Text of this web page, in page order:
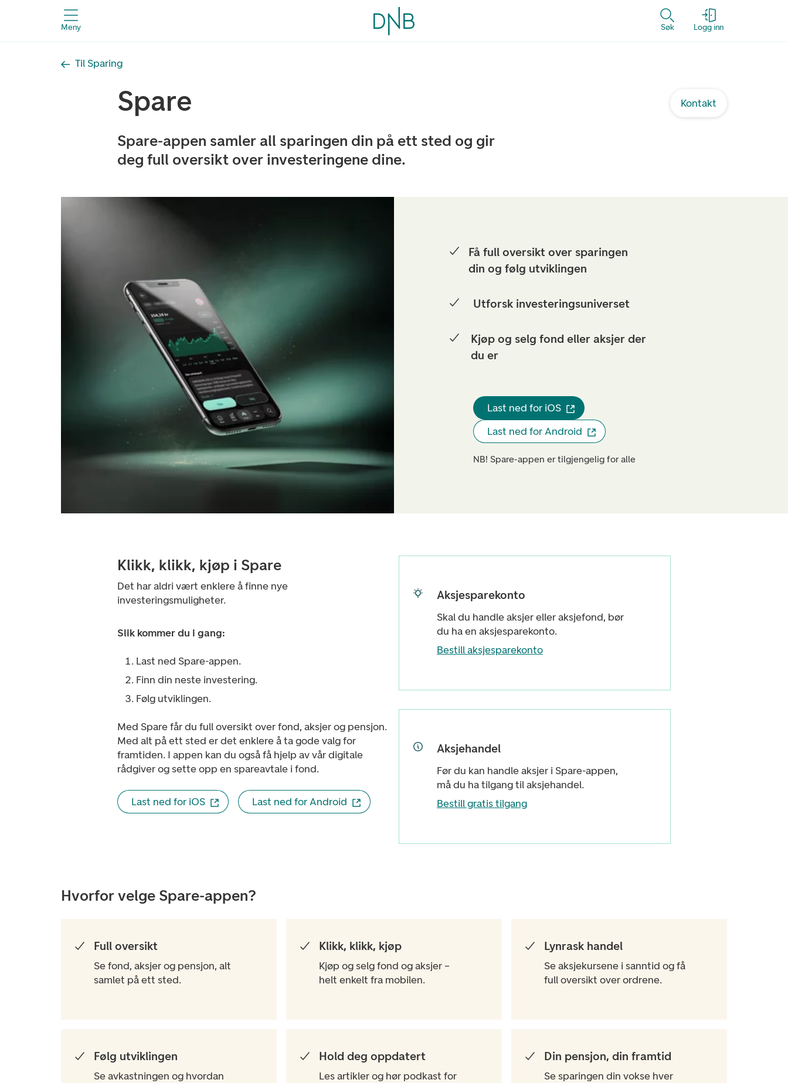
Meny Søk Logg inn
Til Sparing
Kontakt
Spare
Spare-appen samler all sparingen din på ett sted og gir
deg full oversikt over investeringene dine.
Få full oversikt over sparingen
din og følg utviklingen
Utforsk investeringsuniverset
Kjøp og selg fond eller aksjer der
du er
Last ned for iOS
Last ned for Android
NB! Spare-appen er tilgjengelig for alle
Klikk, klikk, kjøp i Spare
Det har aldri vært enklere å finne nye
investeringsmuligheter.
Slik kommer du i gang:
Last ned Spare-appen.
Finn din neste investering.
Følg utviklingen.
Med Spare får du full oversikt over fond, aksjer og pensjon.
Med alt på ett sted er det enklere å ta gode valg for
framtiden. I appen kan du også få hjelp av vår digitale
rådgiver og sette opp en spareavtale i fond.
Last ned for iOS Last ned for Android
Aksjesparekonto
Skal du handle aksjer eller aksjefond, bør
du ha en aksjesparekonto.
Bestill aksjesparekonto
Aksjehandel
Før du kan handle aksjer i Spare-appen,
må du ha tilgang til aksjehandel.
Bestill gratis tilgang
Hvorfor velge Spare-appen?
Full oversikt
Se fond, aksjer og pensjon, alt
samlet på ett sted.
Klikk, klikk, kjøp
Kjøp og selg fond og aksjer –
helt enkelt fra mobilen.
Lynrask handel
Se aksjekursene i sanntid og få
full oversikt over ordrene.
Følg utviklingen​
Se avkastningen og hvordan
Hold deg oppdatert​
Les artikler og hør podkast for
Din pensjon, din framtid
Se sparingen din vokse hver